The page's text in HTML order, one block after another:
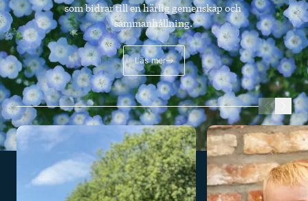
som bidrar till en härlig gemenskap och
sammanhållning.
Läs mer